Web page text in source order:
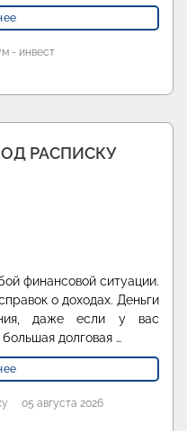
- инвест
РАСПИСКУ
финансовой ситуации.
о доходах. Деньги
даже если у вас
долговая …
05 августа 2026